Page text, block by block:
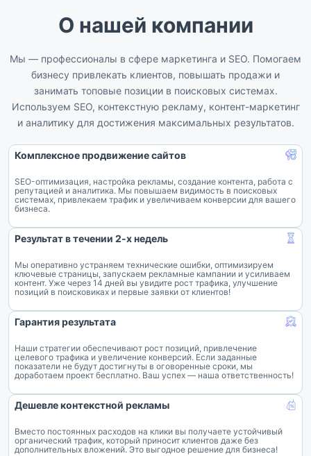
О нашей компании
Мы — профессионалы в сфере маркетинга и SEO. Помогаем
бизнесу привлекать клиентов, повышать продажи и
занимать топовые позиции в поисковых системах.
Используем SEO, контекстную рекламу, контент-маркетинг
и аналитику для достижения максимальных результатов.
Комплексное продвижение сайтов
SEO-оптимизация, настройка рекламы, создание контента, работа с
репутацией и аналитика. Мы повышаем видимость в поисковых
системах, привлекаем трафик и увеличиваем конверсии для вашего
бизнеса.
Результат в течении 2-х недель
Мы оперативно устраняем технические ошибки, оптимизируем
ключевые страницы, запускаем рекламные кампании и усиливаем
контент. Уже через 14 дней вы увидите рост трафика, улучшение
позиций в поисковиках и первые заявки от клиентов!
Гарантия результата
Наши стратегии обеспечивают рост позиций, привлечение
целевого трафика и увеличение конверсий. Если заданные
показатели не будут достигнуты в оговоренные сроки, мы
доработаем проект бесплатно. Ваш успех — наша ответственность!
Дешевле контекстной рекламы
Вместо постоянных расходов на клики вы получаете устойчивый
органический трафик, который приносит клиентов даже без
дополнительных вложений. Это выгодное решение для бизнеса!